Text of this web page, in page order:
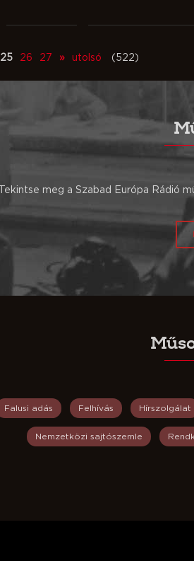
25 26 27 » utolsó (522)
Tekintse meg a Szabad Európa Rádió
Falusi adás Felhívás Hírszolgálat
Nemzetközi sajtószemle